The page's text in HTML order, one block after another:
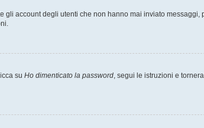
account degli utenti che non hanno mai inviato messaggi,
su Ho dimenticato la password, segui le istruzioni e